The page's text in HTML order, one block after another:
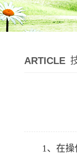
ARTICLE
1、在